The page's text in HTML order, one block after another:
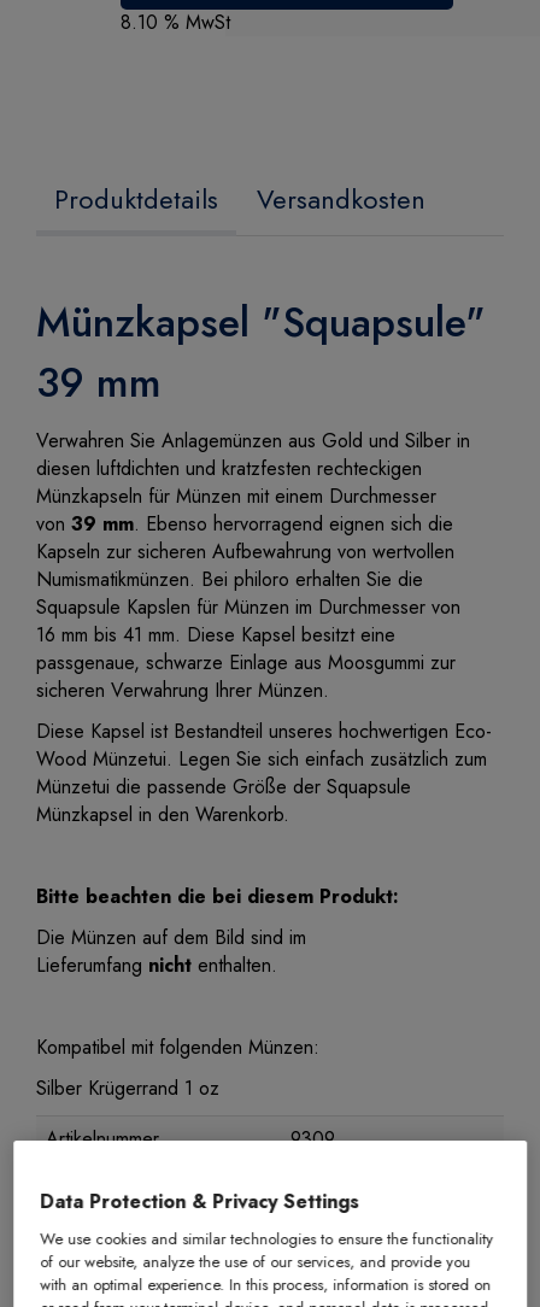
8.10 % MwSt
Produktdetails Versandkosten
Münzkapsel "Squapsule"
39 mm
Verwahren Sie Anlagemünzen aus Gold und Silber in
diesen luftdichten und kratzfesten rechteckigen
Münzkapseln für Münzen mit einem Durchmesser
von 39 mm. Ebenso hervorragend eignen sich die
Kapseln zur sicheren Aufbewahrung von wertvollen
Numismatikmünzen. Bei philoro erhalten Sie die
Squapsule Kapslen für Münzen im Durchmesser von
16 mm bis 41 mm. Diese Kapsel besitzt eine
passgenaue, schwarze Einlage aus Moosgummi zur
sicheren Verwahrung Ihrer Münzen.
Diese Kapsel ist Bestandteil unseres hochwertigen Eco-
Wood Münzetui. Legen Sie sich einfach zusätzlich zum
Münzetui die passende Größe der Squapsule
Münzkapsel in den Warenkorb.
Bitte beachten die bei diesem Produkt:
Die Münzen auf dem Bild sind im
Lieferumfang nicht enthalten.
Kompatibel mit folgenden Münzen:
Silber Krügerrand 1 oz
Artikelnummer
9309
Erhaltung
Neuware
Data Protection & Privacy Settings
We use cookies and similar technologies to ensure the functionality
of our website, analyze the use of our services, and provide you
with an optimal experience. In this process, information is stored on